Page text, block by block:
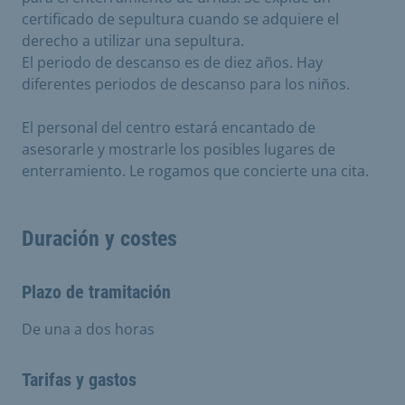
certificado de sepultura cuando se adquiere el
derecho a utilizar una sepultura.
El periodo de descanso es de diez años. Hay
diferentes periodos de descanso para los niños.
El personal del centro estará encantado de
asesorarle y mostrarle los posibles lugares de
enterramiento. Le rogamos que concierte una cita.
Duración y costes
Plazo de tramitación
De una a dos horas
Tarifas y gastos